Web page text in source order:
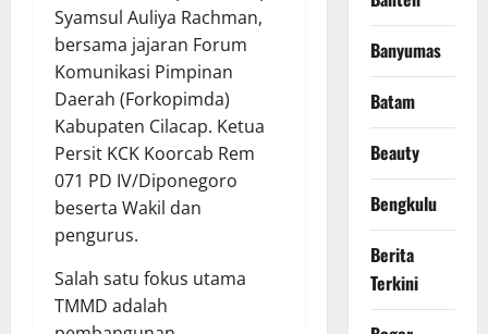
Syamsul Auliya Rachman,
bersama jajaran Forum
Komunikasi Pimpinan
Daerah (Forkopimda)
Kabupaten Cilacap. Ketua
Persit KCK Koorcab Rem
071 PD IV/Diponegoro
beserta Wakil dan
pengurus.
Salah satu fokus utama
TMMD adalah
Banyumas
Batam
Beauty
Bengkulu
Berita
Terkini